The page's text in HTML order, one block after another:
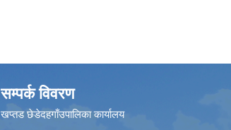
सम्पर्क विवरण
खप्तड छेडेदहगाँउपालिका कार्यालय